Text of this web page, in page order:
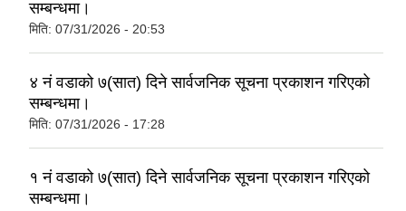
सम्बन्धमा।
मिति: 07/31/2026 - 20:53
४ नं वडाको ७(सात) दिने सार्वजनिक सूचना प्रकाशन गरिएको
सम्बन्धमा।
मिति: 07/31/2026 - 17:28
१ नं वडाको ७(सात) दिने सार्वजनिक सूचना प्रकाशन गरिएको
सम्बन्धमा।